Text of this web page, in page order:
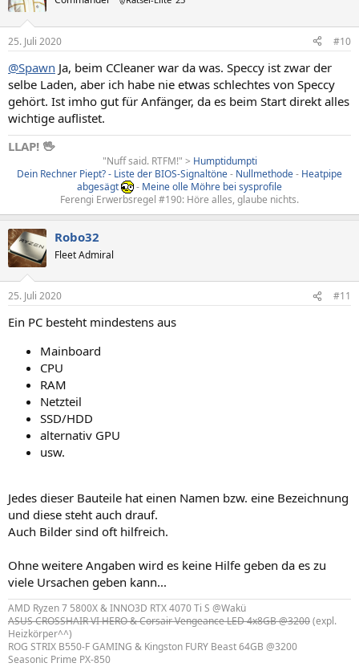
25. Juli 2020 #10
@Spawn Ja, beim CCleaner war da was. Speccy ist zwar der
selbe Laden, aber ich habe nie etwas schlechtes von Speccy
gehört. Ist imho gut für Anfänger, da es beim Start direkt alles
wichtige auflistet.
LLAP! 🖖
"Nuff said. RTFM!" > Humptidumpti
Dein Rechner Piept? - Liste der BIOS-Signaltöne- Nullmethode- Heatpipe
abgesägt
- Meine olle Möhre bei sysprofile
Ferengi Erwerbsregel #190: Höre alles, glaube nichts.
Robo32
Fleet Admiral
25. Juli 2020 #11
Ein PC besteht mindestens aus
Mainboard
CPU
RAM
Netzteil
SSD/HDD
alternativ GPU
usw.
Jedes dieser Bauteile hat einen Namen bzw. eine Bezeichnung
und diese steht auch drauf.
Auch Bilder sind oft hilfreich.
Ohne weitere Angaben wird es keine Hilfe geben da es zu
viele Ursachen geben kann...
AMD Ryzen 7 5800X & INNO3D RTX 4070 Ti S @Wakü
ASUS CROSSHAIR VI HERO & Corsair Vengeance LED 4x8GB @3200(expl.
Heizkörper^^)
ROG STRIX B550-F GAMING & Kingston FURY Beast 64GB @3200
Seasonic Prime PX-850